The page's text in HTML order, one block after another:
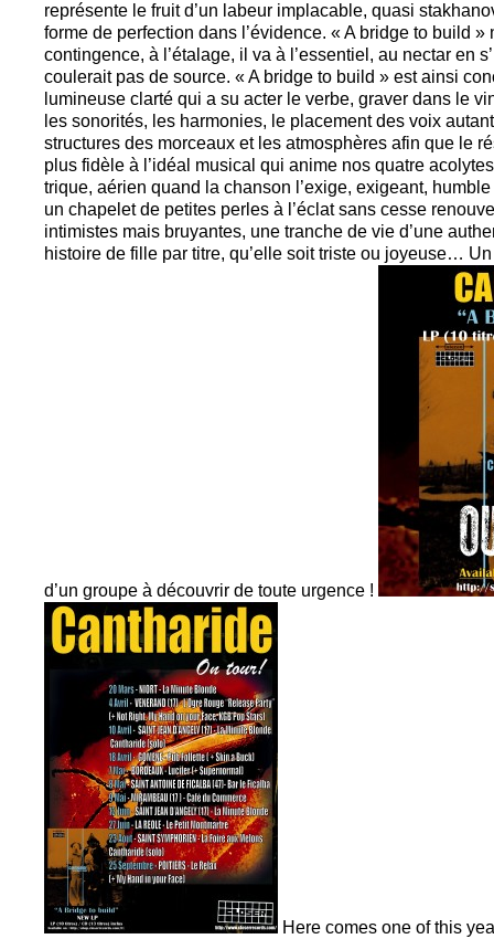
représente le fruit d’un labeur implacable, quasi
forme de perfection dans l’évidence. « A bridge to build
contingence, à l’étalage, il va à l’essentiel, au nectar en
coulerait pas de source. « A bridge to build » est ainsi
lumineuse clarté qui a su acter le verbe, graver dans le
les sonorités, les harmonies, le placement des voix
structures des morceaux et les atmosphères afin que le
plus fidèle à l’idéal musical qui anime nos quatre
trique, aérien quand la chanson l’exige, exigeant,
un chapelet de petites perles à l’éclat sans cesse
intimistes mais bruyantes, une tranche de vie d’une
histoire de fille par titre, qu’elle soit triste ou joyeuse…
d’un groupe à découvrir de toute urgence !
Here comes one of this